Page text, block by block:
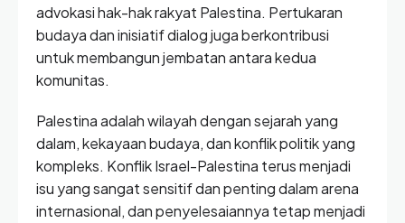
advokasi hak-hak rakyat Palestina. Pertukaran
budaya dan inisiatif dialog juga berkontribusi
untuk membangun jembatan antara kedua
komunitas.
Palestina adalah wilayah dengan sejarah yang
dalam, kekayaan budaya, dan konflik politik yang
kompleks. Konflik Israel-Palestina terus menjadi
isu yang sangat sensitif dan penting dalam arena
internasional, dan penyelesaiannya tetap menjadi